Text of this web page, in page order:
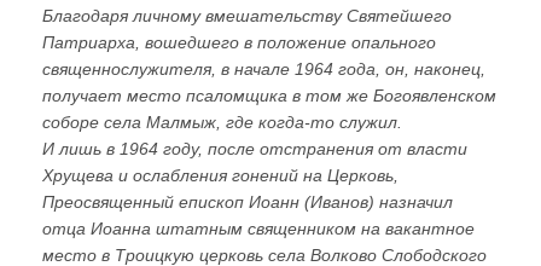
Благодаря личному вмешательству Святейшего
Патриарха, вошедшего в положение опального
священнослужителя, в начале 1964 года, он, наконец,
получает место псаломщика в том же Богоявленском
соборе села Малмыж, где когда-то служил.
И лишь в 1964 году, после отстранения от власти
Хрущева и ослабления гонений на Церковь,
Преосвященный епископ Иоанн (Иванов) назначил
отца Иоанна штатным священником на вакантное
место в Троицкую церковь села Волково Слободского